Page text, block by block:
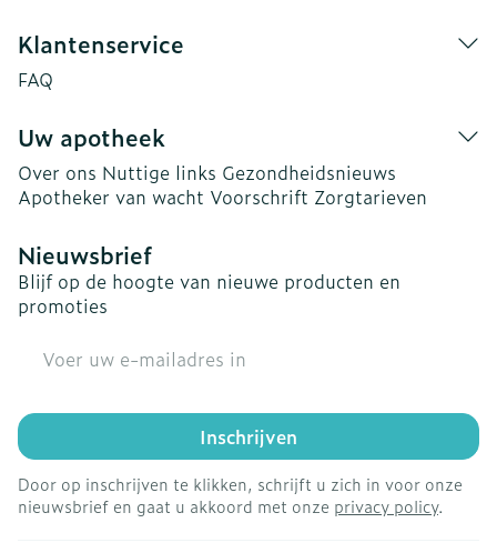
Klantenservice
FAQ
Uw apotheek
Over ons Nuttige links Gezondheidsnieuws
Apotheker van wacht Voorschrift Zorgtarieven
Nieuwsbrief
Blijf op de hoogte van nieuwe producten en
promoties
Inschrijven
Door op inschrijven te klikken, schrijft u zich in voor onze
nieuwsbrief en gaat u akkoord met onze privacy policy.